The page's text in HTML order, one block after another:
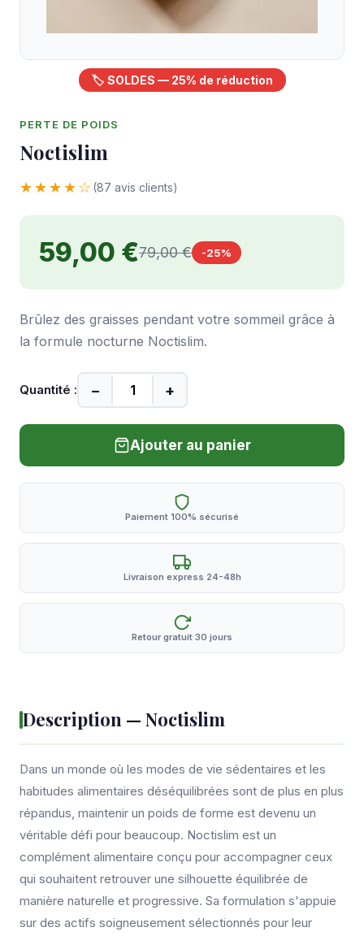
🏷️ SOLDES — 25% de réduction
PERTE DE POIDS
Noctislim
★★★★☆ (87 avis clients)
59,00 €79,00 € -25%
Brûlez des graisses pendant votre sommeil grâce à
la formule nocturne Noctislim.
Quantité : − +
Ajouter au panier
Paiement 100% sécurisé
Livraison express 24-48h
Retour gratuit 30 jours
Description — Noctislim
Dans un monde où les modes de vie sédentaires et les
habitudes alimentaires déséquilibrées sont de plus en plus
répandus, maintenir un poids de forme est devenu un
véritable défi pour beaucoup. Noctislim est un
complément alimentaire conçu pour accompagner ceux
qui souhaitent retrouver une silhouette équilibrée de
manière naturelle et progressive. Sa formulation s'appuie
sur des actifs soigneusement sélectionnés pour leur